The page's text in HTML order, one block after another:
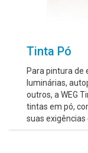
Tinta Pó
Para pintura de
luminárias,
outros, a WEG
tintas em pó,
suas exigências